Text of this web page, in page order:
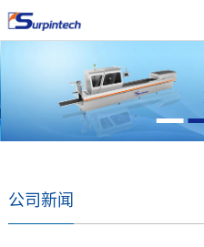
首
页
关
于
我
新
闻
讯
产
展
果
体
中
文
公司新闻